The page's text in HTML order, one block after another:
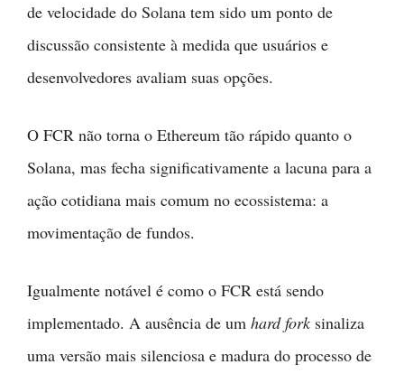
de velocidade do Solana tem sido um ponto de
discussão consistente à medida que usuários e
desenvolvedores avaliam suas opções.
O FCR não torna o Ethereum tão rápido quanto o
Solana, mas fecha significativamente a lacuna para a
ação cotidiana mais comum no ecossistema: a
movimentação de fundos.
Igualmente notável é como o FCR está sendo
implementado. A ausência de um hard fork sinaliza
uma versão mais silenciosa e madura do processo de